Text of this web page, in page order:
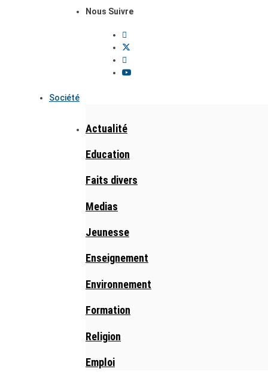
Nous Suivre
Société
Actualité
Education
Faits divers
Medias
Jeunesse
Enseignement
Environnement
Formation
Religion
Emploi